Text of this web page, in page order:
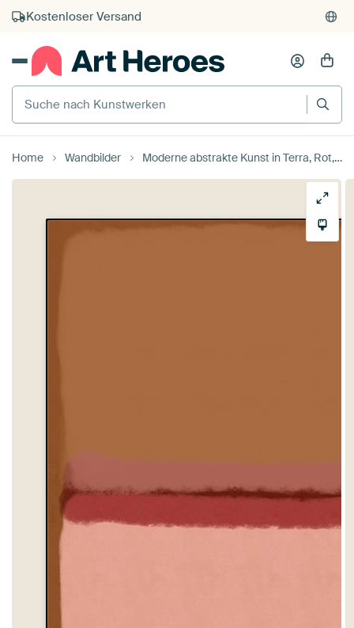
Kostenloser Versand
Kauf auf Rechnung
Individueller Druck auf Bestellung
Suche nach Kunstwerken
Home Wandbilder Moderne abstrakte Kunst in Terra, Rot, Rosa von Dina Dankers